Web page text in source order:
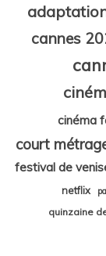
cannes
cinéma
court
festival de
netflix
quinzaine